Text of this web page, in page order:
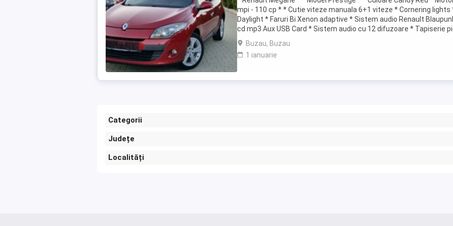
mpi - 110 cp * * Cutie viteze manuala 6+1 viteze * Cornering lights
Daylight * Faruri Bi Xenon adaptive * Sistem audio Renault
cd mp3 Aux USB Card * Sistem audio cu 12 difuzoare * Tapiserie
impecabila * ...
Buzau, Buzau
1 ianuarie
Categorii
Județe
Localități